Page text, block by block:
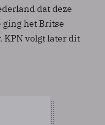
dat deze
het Britse
KPN volgt later dit